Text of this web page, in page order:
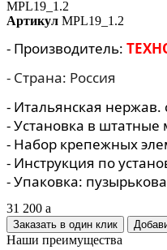
MPL19_1.2
Артикул MPL19_1.2
- Производитель:
- Страна: Россия
- Итальянская нержав.
- Установка в штатные
- Набор крепежных
- Инструкция по
- Упаковка:
31 200 a
Заказать в один клик
Наши преимущества